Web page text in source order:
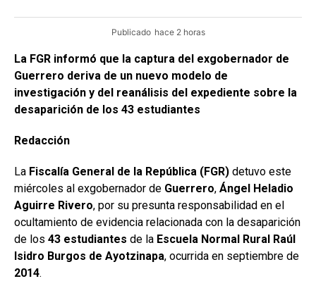
Publicado hace 2 horas
La FGR informó que la captura del exgobernador de
Guerrero deriva de un nuevo modelo de
investigación y del reanálisis del expediente sobre la
desaparición de los 43 estudiantes
Redacción
La Fiscalía General de la República (FGR) detuvo este
miércoles al exgobernador de Guerrero, Ángel Heladio
Aguirre Rivero, por su presunta responsabilidad en el
ocultamiento de evidencia relacionada con la desaparición
de los 43 estudiantes de la Escuela Normal Rural Raúl
Isidro Burgos de Ayotzinapa, ocurrida en septiembre de
2014.